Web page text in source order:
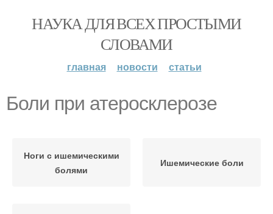
НАУКА ДЛЯ ВСЕХ ПРОСТЫМИ
СЛОВАМИ
главная новости статьи
Боли при атеросклерозе
Ноги с ишемическими
болями
Ишемические боли